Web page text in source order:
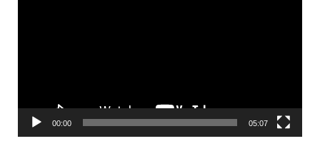
00:00 05:07